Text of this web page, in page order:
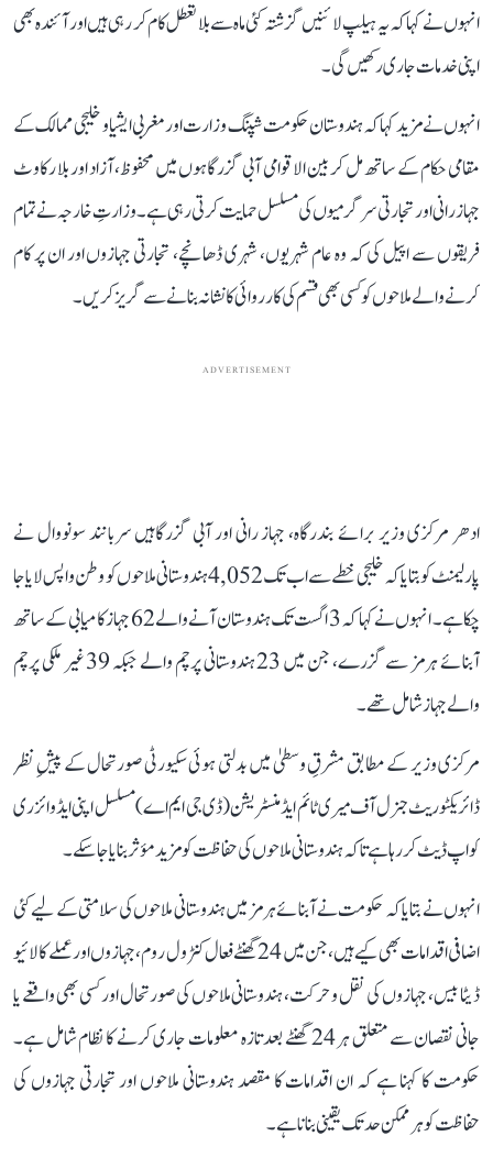
انہوں نے کہا کہ یہ ہیلپ لائنیں گزشتہ کئی ماہ سے بلا تعطل کام کر رہی ہیں اور آئندہ بھی
اپنی خدمات جاری رکھیں گی۔
انہوں نے مزید کہا کہ ہندوستان حکومت شپنگ وزارت اور مغربی ایشیا و خلیجی ممالک کے
مقامی حکام کے ساتھ مل کر بین الاقوامی آبی گزرگاہوں میں محفوظ، آزاد اور بلا رکاوٹ
جہاز رانی اور تجارتی سرگرمیوں کی مسلسل حمایت کرتی رہی ہے۔ وزارتِ خارجہ نے تمام
فریقوں سے اپیل کی کہ وہ عام شہریوں، شہری ڈھانچے، تجارتی جہازوں اور ان پر کام
کرنے والے ملاحوں کو کسی بھی قسم کی کارروائی کا نشانہ بنانے سے گریز کریں۔
ADVERTISEMENT
ادھر مرکزی وزیر برائے بندرگاہ، جہاز رانی اور آبی گزرگاہیں سربانند سونووال نے
پارلیمنٹ کو بتایا کہ خلیجی خطے سے اب تک 4,052 ہندوستانی ملاحوں کو وطن واپس لایا جا
چکا ہے۔ انہوں نے کہا کہ 3 اگست تک ہندوستان آنے والے 62 جہاز کامیابی کے ساتھ
آبنائے ہرمز سے گزرے، جن میں 23 ہندوستانی پرچم والے جبکہ 39 غیر ملکی پرچم
والے جہاز شامل تھے۔
مرکزی وزیر کے مطابق مشرقِ وسطیٰ میں بدلتی ہوئی سکیورٹی صورتحال کے پیشِ نظر
ڈائریکٹوریٹ جنرل آف میری ٹائم ایڈمنسٹریشن (ڈی جی ایم اے) مسلسل اپنی ایڈوائزری
کو اپ ڈیٹ کر رہا ہے تاکہ ہندوستانی ملاحوں کی حفاظت کو مزید مؤثر بنایا جا سکے۔
انہوں نے بتایا کہ حکومت نے آبنائے ہرمز میں ہندوستانی ملاحوں کی سلامتی کے لیے کئی
اضافی اقدامات بھی کیے ہیں، جن میں 24 گھنٹے فعال کنٹرول روم، جہازوں اور عملے کا لائیو
ڈیٹا بیس، جہازوں کی نقل و حرکت، ہندوستانی ملاحوں کی صورتحال اور کسی بھی واقعے یا
جانی نقصان سے متعلق ہر 24 گھنٹے بعد تازہ معلومات جاری کرنے کا نظام شامل ہے۔
حکومت کا کہنا ہے کہ ان اقدامات کا مقصد ہندوستانی ملاحوں اور تجارتی جہازوں کی
حفاظت کو ہر ممکن حد تک یقینی بنانا ہے۔